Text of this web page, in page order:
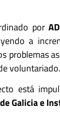
por
a
problemas
voluntariado.
está
Galicia e